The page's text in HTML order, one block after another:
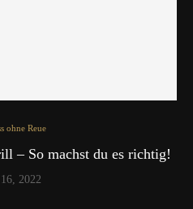
ohne Reue
– So machst du es richtig!
2022